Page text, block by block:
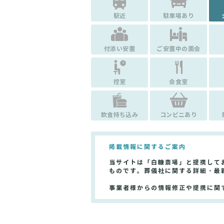
駅近 駐車場あり
付添い安置 ご安置中の面会
控室 会食室
飲食持ち込み コンビニあり
掲載情報に関するご案内
当サイトは「白糠斎場」と提携し
ものです。葬儀社に関する詳細・
事業者様からの情報修正や提携に